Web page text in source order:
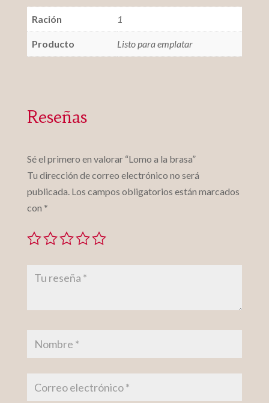
Ración 1
Producto Listo para emplatar
Reseñas
Sé el primero en valorar “Lomo a la brasa”
Tu dirección de correo electrónico no será
publicada. Los campos obligatorios están marcados
con *